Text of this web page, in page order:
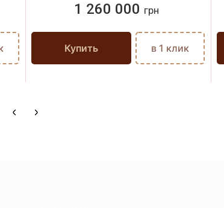
1 260 000 грн
Купить в 1 клик